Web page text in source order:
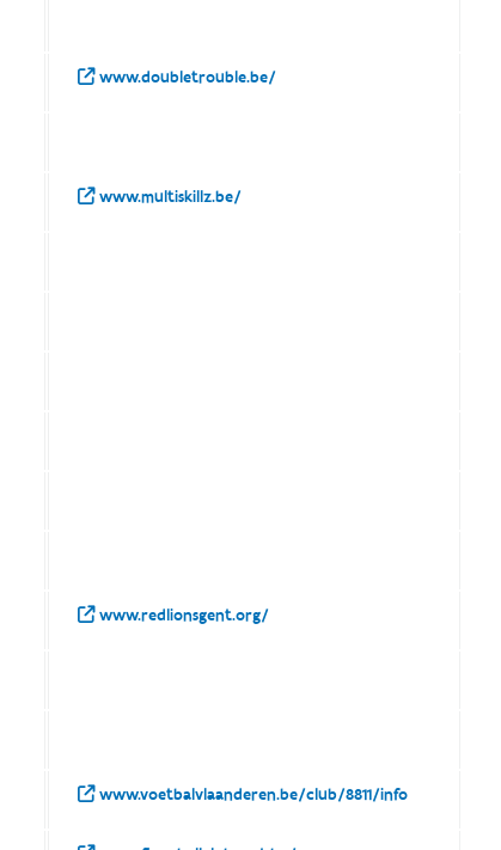
www.doubletrouble.be/
www.multiskillz.be/
www.redlionsgent.org/
www.voetbalvlaanderen.be/club/8811/info